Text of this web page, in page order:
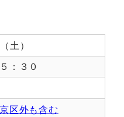
土）
：３０
区外も含む